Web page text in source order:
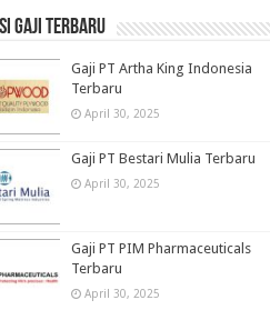
gaji terbaru
Gaji PT Artha King Indonesia
Terbaru
April 30, 2025
Gaji PT Bestari Mulia Terbaru
April 30, 2025
Gaji PT PIM Pharmaceuticals
Terbaru
April 30, 2025